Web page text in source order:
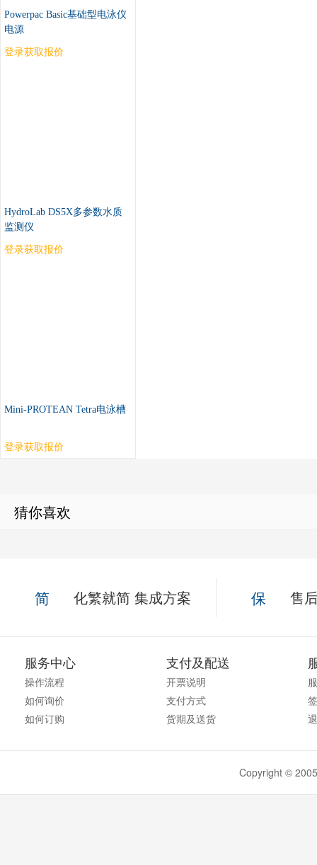
Powerpac Basic基础型电泳仪
电源
登录获取报价
HydroLab DS5X多参数水质
监测仪
登录获取报价
Mini-PROTEAN Tetra电泳槽
登录获取报价
猜你喜欢
简 化繁就简 集成方案 保 售
服务中心
操作流程
如何询价
如何订购
支付及配送
开票说明
支付方式
货期及送货
Copyright ©